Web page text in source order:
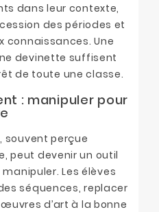
dans leur contexte,
des périodes et
connaissances. Une
devinette suffisent
de toute une classe.
: manipuler pour
souvent perçue
peut devenir un outil
Les élèves
séquences, replacer
d’art à la bonne